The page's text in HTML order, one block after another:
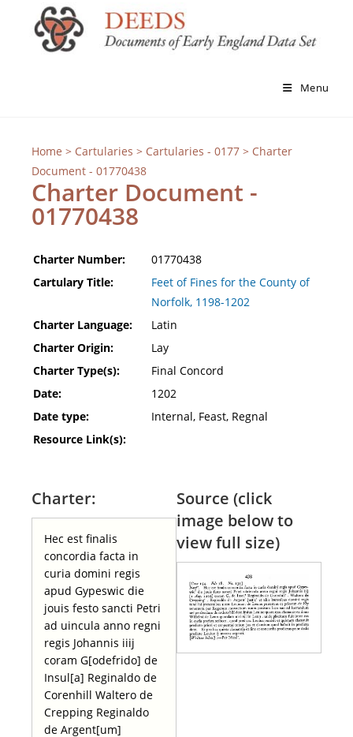
Menu
Home > Cartularies > Cartularies - 0177> Charter
Document - 01770438
Charter Document -
01770438
Charter Number:
01770438
Cartulary Title:
Feet of Fines for the County of
Norfolk, 1198-1202
Charter Language:
Latin
Charter Origin:
Lay
Charter Type(s):
Final Concord
Date:
1202
Date type:
Internal, Feast, Regnal
Resource Link(s):
Charter:
Hec est finalis
concordia facta in
curia domini regis
apud Gypeswic die
jouis festo sancti Petri
ad uincula anno regni
regis Johannis iiij
coram G[odefrido] de
Insul[a] Reginaldo de
Corenhill Waltero de
Crepping Reginaldo
de Argent[um]
Source (click
image below to
view full size)